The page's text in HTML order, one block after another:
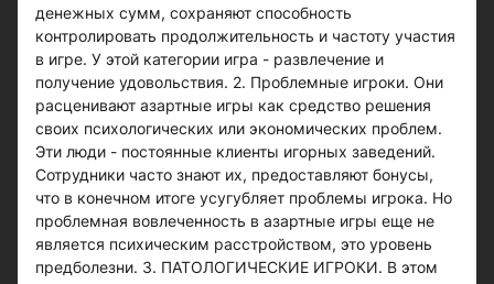
денежных сумм, сохраняют способность
контролировать продолжительность и частоту участия
в игре. У этой категории игра - развлечение и
получение удовольствия. 2. Проблемные игроки. Они
расценивают азартные игры как средство решения
своих психологических или экономических проблем.
Эти люди - постоянные клиенты игорных заведений.
Сотрудники часто знают их, предоставляют бонусы,
что в конечном итоге усугубляет проблемы игрока. Но
проблемная вовлеченность в азартные игры еще не
является психическим расстройством, это уровень
предболезни. 3. ПАТОЛОГИЧЕСКИЕ ИГРОКИ. В этом